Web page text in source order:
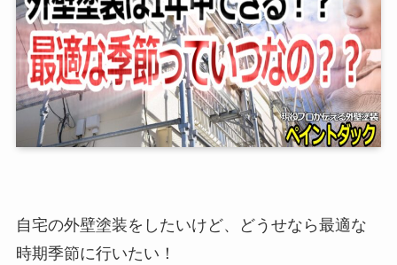
自宅の外壁塗装をしたいけど、どうせなら最適な
時期季節に行いたい！